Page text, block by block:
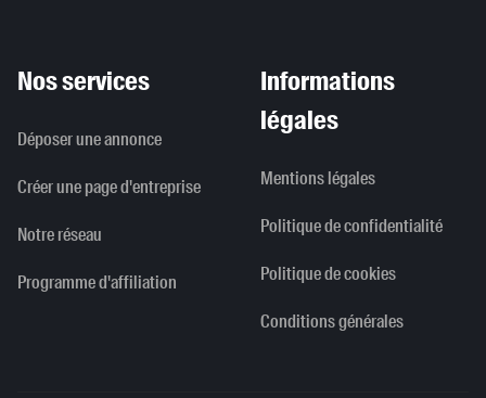
Nos services
Déposer une annonce
Créer une page d'entreprise
Notre réseau
Programme d'affiliation
Informations
légales
Mentions légales
Politique de confidentialité
Politique de cookies
Conditions générales